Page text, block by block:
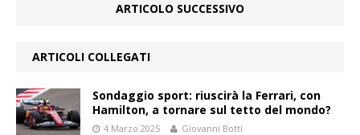
ARTICOLO SUCCESSIVO
ARTICOLI COLLEGATI
Sondaggio sport: riuscirà la Ferrari, con
Hamilton, a tornare sul tetto del mondo?
4 Marzo 2025 Giovanni Botti